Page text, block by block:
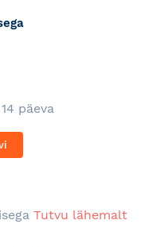
päeva
Tutvu lähemalt